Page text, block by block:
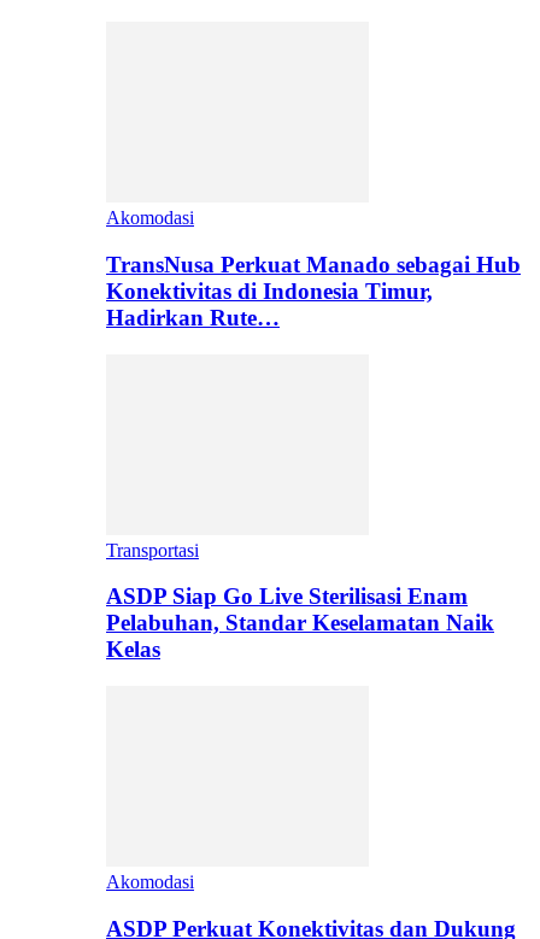
Akomodasi
TransNusa Perkuat Manado sebagai Hub
Konektivitas di Indonesia Timur,
Hadirkan Rute…
Transportasi
ASDP Siap Go Live Sterilisasi Enam
Pelabuhan, Standar Keselamatan Naik
Kelas
Akomodasi
ASDP Perkuat Konektivitas dan Dukung